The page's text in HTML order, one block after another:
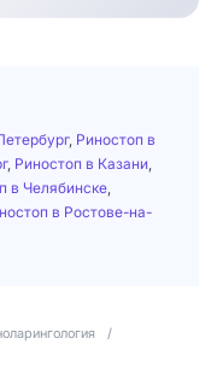
, Риностоп в
, Риностоп в Казани
в Челябинске
в Ростове-на-
/